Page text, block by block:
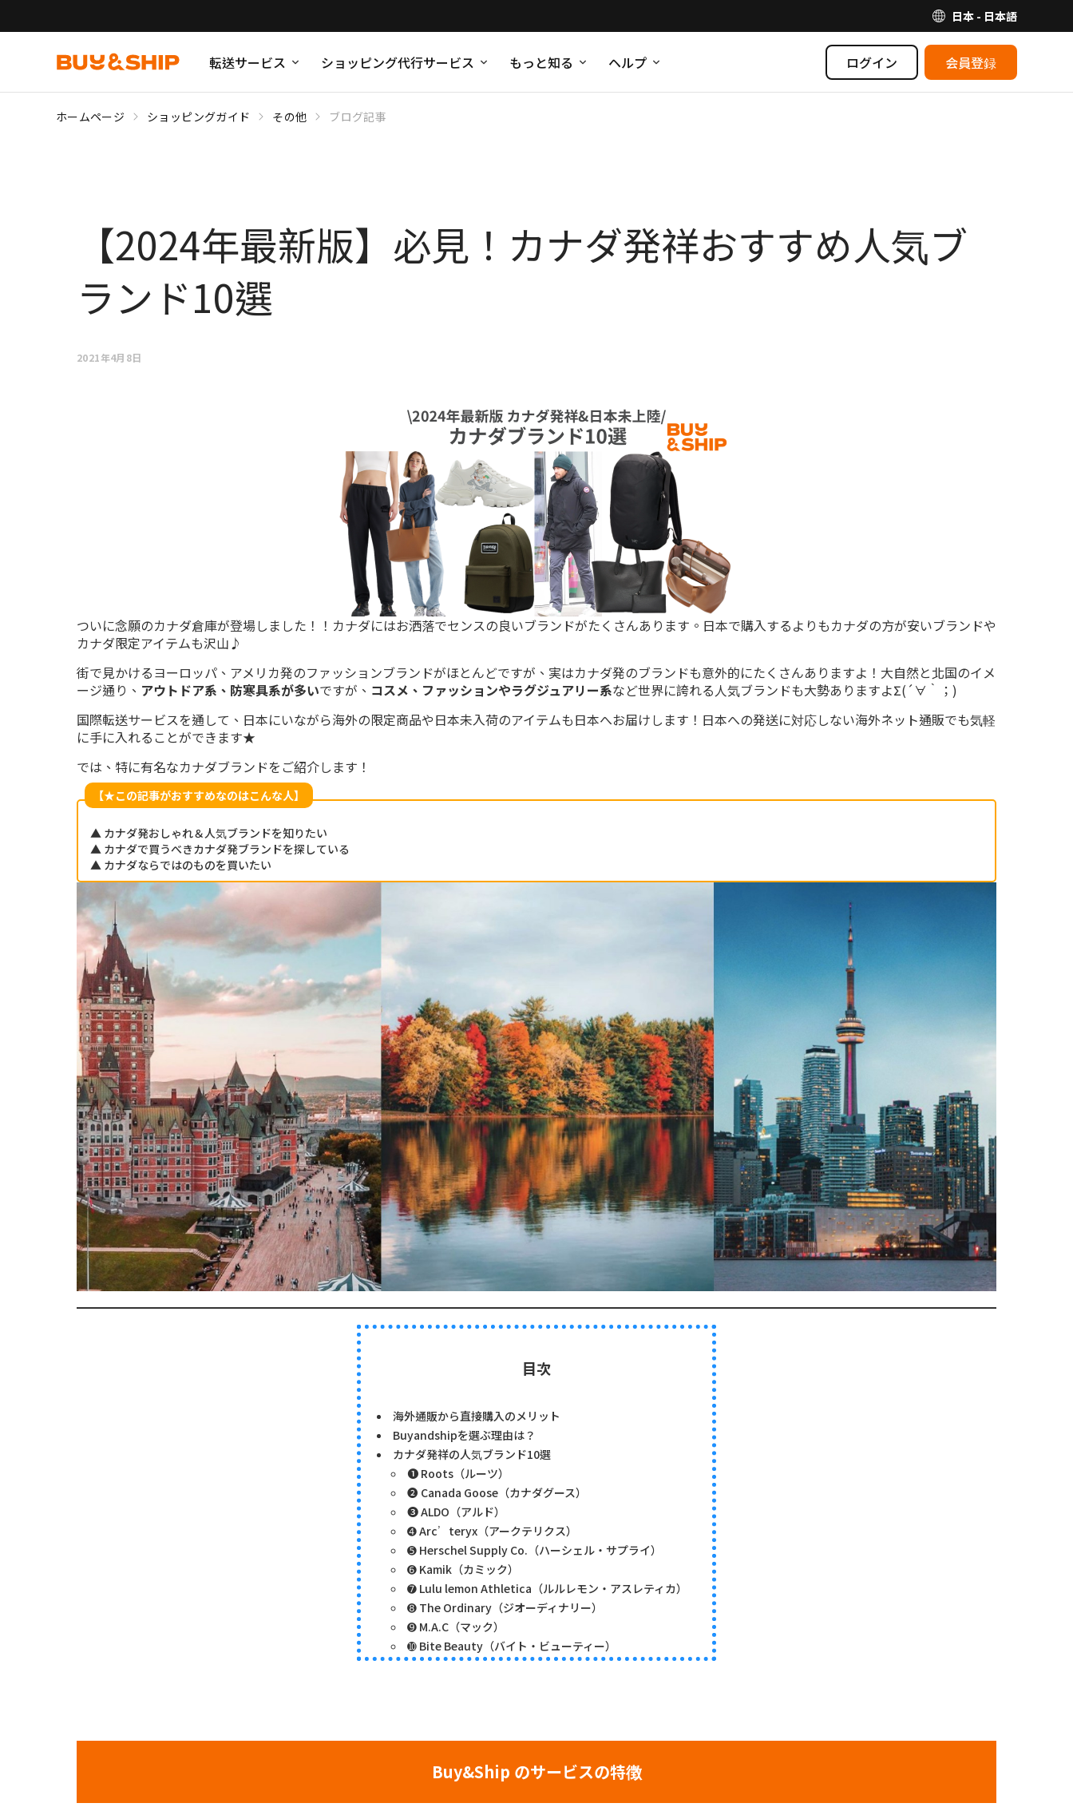
日本 - 日本語
転送サービス ショッピング代行サービス もっと知る ヘルプ ログイン 会員登録
ホームページ ショッピングガイド その他 ブログ記事
【2024年最新版】必見！カナダ発祥おすすめ人気ブ
ランド10選
2021年4月8日
ついに念願のカナダ倉庫が登場しました！！カナダにはお洒落でセンスの良いブランドがたくさんあります。日本で購入するよりもカナダの方が安いブランドや
カナダ限定アイテムも沢山♪
街で見かけるヨーロッパ、アメリカ発のファッションブランドがほとんどですが、実はカナダ発のブランドも意外的にたくさんありますよ！大自然と北国のイメ
ージ通り、 アウトドア系、防寒具系が多いですが、 コスメ、ファッションやラグジュアリー系など世界に誇れる人気ブランドも大勢ありますよΣ(´∀｀；)
国際転送サービスを通して、日本にいながら海外の限定商品や日本未入荷のアイテムも日本へお届けします！日本への発送に対応しない海外ネット通販でも気軽
に手に入れることができます★
では、特に有名なカナダブランドをご紹介します！
【★この記事がおすすめなのはこんな人】
▲ カナダ発おしゃれ＆人気ブランドを知りたい
▲ カナダで買うべきカナダ発ブランドを探している
▲ カナダならではのものを買いたい
目次
海外通販から直接購入のメリット
Buyandshipを選ぶ理由は？
カナダ発祥の人気ブランド10選
➊ Roots（ルーツ）
➋ Canada Goose（カナダグース）
➌ ALDO（アルド）
➍ Arc’teryx（アークテリクス）
➎ Herschel Supply Co.（ハーシェル・サプライ）
➏ Kamik（カミック）
➐ Lulu lemon Athletica（ルルレモン・アスレティカ）
➑ The Ordinary（ジオーディナリー）
➒ M.A.C（マック）
➓ Bite Beauty（バイト・ビューティー）
Buy&Ship のサービスの特徴